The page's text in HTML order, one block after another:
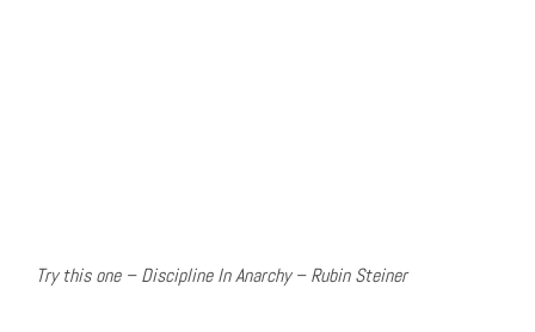
Try this one – Discipline In Anarchy – Rubin Steiner